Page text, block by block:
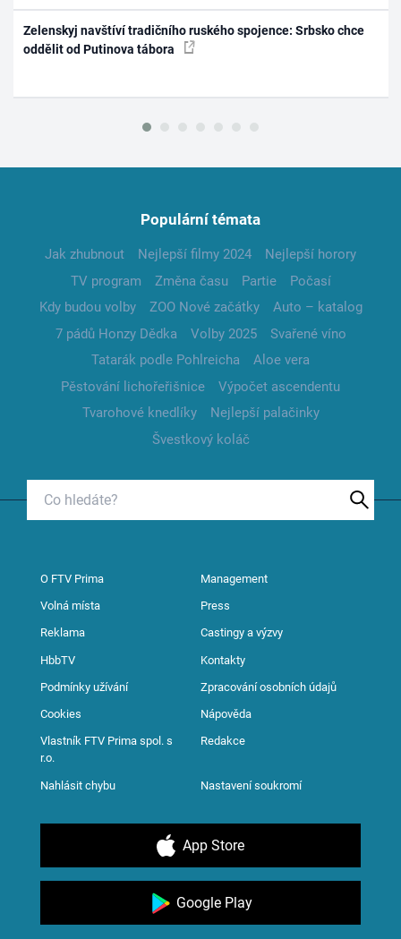
Zelenskyj navštíví tradičního ruského spojence: Srbsko chce
oddělit od Putinova tábora
Populární témata
Jak zhubnout Nejlepší filmy 2024
Nejlepší horory
TV program
Změna času Partie
Počasí
Kdy budou volby
ZOO Nové začátky
Auto – katalog
7 pádů Honzy Dědka
Volby 2025
Svařené víno
Tatarák podle Pohlreicha
Aloe vera
Pěstování lichořeřišnice
Výpočet ascendentu
Tvarohové knedlíky
Nejlepší palačinky
Švestkový koláč
O FTV Prima Management
Volná místa Press
Reklama Castingy a výzvy
HbbTV Kontakty
Podmínky užívání Zpracování osobních údajů
Cookies Nápověda
Vlastník FTV Prima spol. s
r.o.
Redakce
Nahlásit chybu Nastavení soukromí
App Store
Google Play